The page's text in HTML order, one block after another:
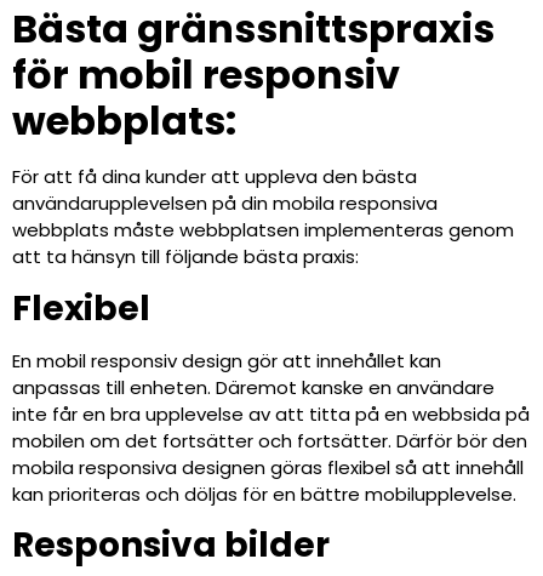
Bästa gränssnittspraxis
för mobil responsiv
webbplats:
För att få dina kunder att uppleva den bästa
användarupplevelsen på din mobila responsiva
webbplats måste webbplatsen implementeras genom
att ta hänsyn till följande bästa praxis:
Flexibel
En mobil responsiv design gör att innehållet kan
anpassas till enheten. Däremot kanske en användare
inte får en bra upplevelse av att titta på en webbsida på
mobilen om det fortsätter och fortsätter. Därför bör den
mobila responsiva designen göras flexibel så att innehåll
kan prioriteras och döljas för en bättre mobilupplevelse.
Responsiva bilder